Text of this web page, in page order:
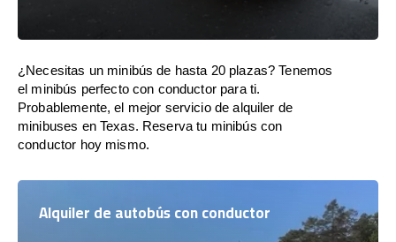
¿Necesitas un minibús de hasta 20 plazas? Tenemos
el minibús perfecto con conductor para ti.
Probablemente, el mejor servicio de alquiler de
minibuses en Texas. Reserva tu minibús con
conductor hoy mismo.
Alquiler de autobús con conductor